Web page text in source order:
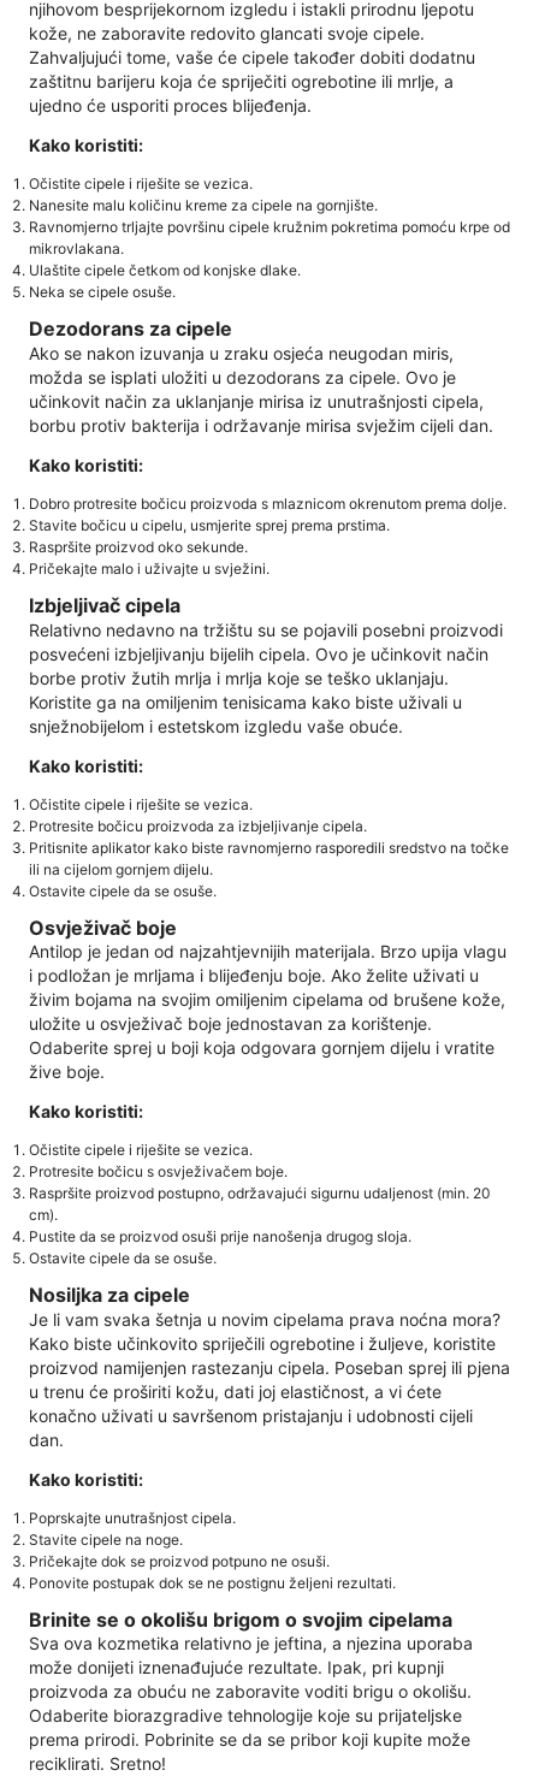
njihovom besprijekornom izgledu i istakli prirodnu ljepotu
kože, ne zaboravite redovito glancati svoje cipele.
Zahvaljujući tome, vaše će cipele također dobiti dodatnu
zaštitnu barijeru koja će spriječiti ogrebotine ili mrlje, a
ujedno će usporiti proces blijeđenja.
Kako koristiti:
Očistite cipele i riješite se vezica.
Nanesite malu količinu kreme za cipele na gornjište.
Ravnomjerno trljajte površinu cipele kružnim pokretima pomoću krpe od
mikrovlakana.
Ulaštite cipele četkom od konjske dlake.
Neka se cipele osuše.
Dezodorans za cipele
Ako se nakon izuvanja u zraku osjeća neugodan miris,
možda se isplati uložiti u dezodorans za cipele. Ovo je
učinkovit način za uklanjanje mirisa iz unutrašnjosti cipela,
borbu protiv bakterija i održavanje mirisa svježim cijeli dan.
Kako koristiti:
Dobro protresite bočicu proizvoda s mlaznicom okrenutom prema dolje.
Stavite bočicu u cipelu, usmjerite sprej prema prstima.
Raspršite proizvod oko sekunde.
Pričekajte malo i uživajte u svježini.
Izbjeljivač cipela
Relativno nedavno na tržištu su se pojavili posebni proizvodi
posvećeni izbjeljivanju bijelih cipela. Ovo je učinkovit način
borbe protiv žutih mrlja i mrlja koje se teško uklanjaju.
Koristite ga na omiljenim tenisicama kako biste uživali u
snježnobijelom i estetskom izgledu vaše obuće.
Kako koristiti:
Očistite cipele i riješite se vezica.
Protresite bočicu proizvoda za izbjeljivanje cipela.
Pritisnite aplikator kako biste ravnomjerno rasporedili sredstvo na točke
ili na cijelom gornjem dijelu.
Ostavite cipele da se osuše.
Osvježivač boje
Antilop je jedan od najzahtjevnijih materijala. Brzo upija vlagu
i podložan je mrljama i blijeđenju boje. Ako želite uživati ​​u
živim bojama na svojim omiljenim cipelama od brušene kože,
uložite u osvježivač boje jednostavan za korištenje.
Odaberite sprej u boji koja odgovara gornjem dijelu i vratite
žive boje.
Kako koristiti:
Očistite cipele i riješite se vezica.
Protresite bočicu s osvježivačem boje.
Raspršite proizvod postupno, održavajući sigurnu udaljenost (min. 20
cm).
Pustite da se proizvod osuši prije nanošenja drugog sloja.
Ostavite cipele da se osuše.
Nosiljka za cipele
Je li vam svaka šetnja u novim cipelama prava noćna mora?
Kako biste učinkovito spriječili ogrebotine i žuljeve, koristite
proizvod namijenjen rastezanju cipela. Poseban sprej ili pjena
u trenu će proširiti kožu, dati joj elastičnost, a vi ćete
konačno uživati ​​u savršenom pristajanju i udobnosti cijeli
dan.
Kako koristiti:
Poprskajte unutrašnjost cipela.
Stavite cipele na noge.
Pričekajte dok se proizvod potpuno ne osuši.
Ponovite postupak dok se ne postignu željeni rezultati.
Brinite se o okolišu brigom o svojim cipelama
Sva ova kozmetika relativno je jeftina, a njezina uporaba
može donijeti iznenađujuće rezultate. Ipak, pri kupnji
proizvoda za obuću ne zaboravite voditi brigu o okolišu.
Odaberite biorazgradive tehnologije koje su prijateljske
prema prirodi. Pobrinite se da se pribor koji kupite može
reciklirati. Sretno!